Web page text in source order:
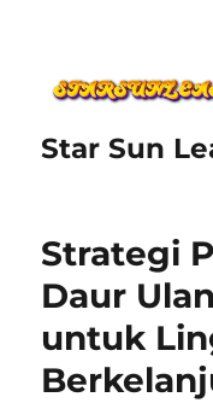
Star Sun
Strategi
Daur
untuk